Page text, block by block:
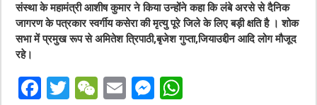
संस्था के महामंत्री आशीष कुमार ने किया उन्होंने कहा कि लंबे अरसे से दैनिक
जागरण के पत्रकार स्वर्गीय कसेरा की मृत्यु पूरे जिले के लिए बड़ी क्षति है । शोक
सभा में प्रमुख रूप से अमितेश त्रिपाठी,बृजेश गुप्ता,जियाउद्दीन आदि लोग मौजूद
रहे।
F
T
W E
M